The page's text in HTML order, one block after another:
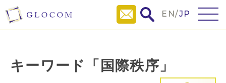
EN/JP
キーワード「国際秩序」